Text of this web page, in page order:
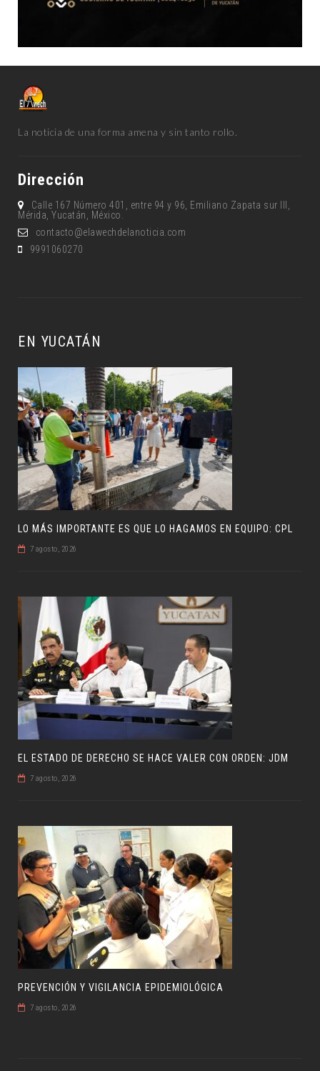
La noticia de una forma amena y sin tanto rollo.
Dirección
Calle 167 Número 401, entre 94 y 96, Emiliano Zapata sur lll,
Mérida, Yucatán, México.
contacto@elawechdelanoticia.com
9991060270
EN YUCATÁN
LO MÁS IMPORTANTE ES QUE LO HAGAMOS EN EQUIPO: CPL
7 agosto, 2026
EL ESTADO DE DERECHO SE HACE VALER CON ORDEN: JDM
7 agosto, 2026
PREVENCIÓN Y VIGILANCIA EPIDEMIOLÓGICA
7 agosto, 2026